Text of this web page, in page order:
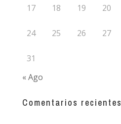
17 18 19 20
24 25 26 27
31
« Ago
Comentarios recientes